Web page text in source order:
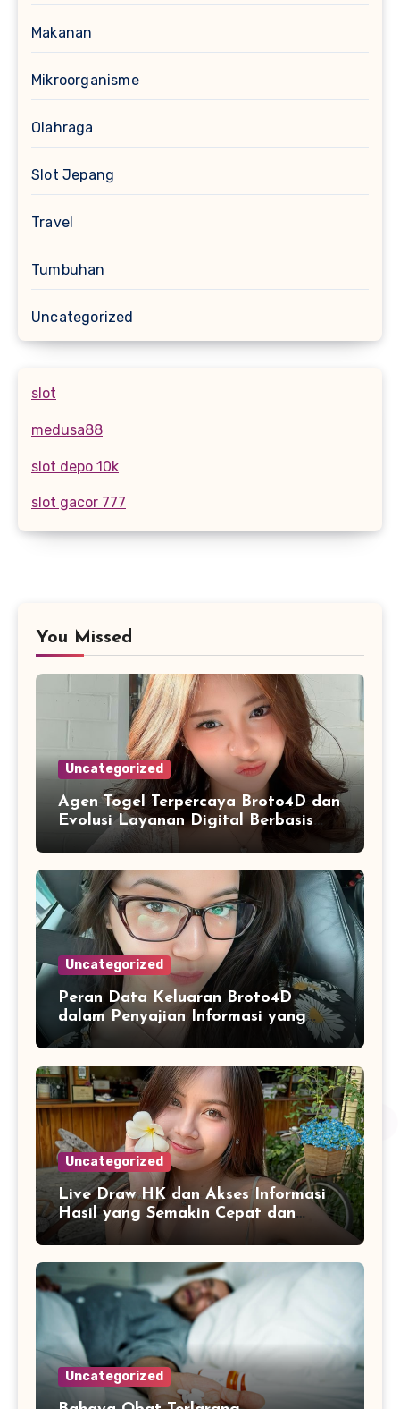
Makanan
Mikroorganisme
Olahraga
Slot Jepang
Travel
Tumbuhan
Uncategorized
slot
medusa88
slot depo 10k
slot gacor 777
You Missed
Uncategorized
Agen Togel Terpercaya Broto4D dan
Evolusi Layanan Digital Berbasis
Pengguna
Uncategorized
Peran Data Keluaran Broto4D
dalam Penyajian Informasi yang
Konsisten
Uncategorized
Live Draw HK dan Akses Informasi
Hasil yang Semakin Cepat dan
Praktis
Uncategorized